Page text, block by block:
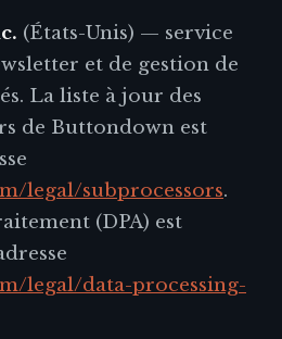
(États-Unis) — service
et de gestion de
La liste à jour des
de Buttondown est
legal/subprocessors.
(DPA) est
legal/data-processing-